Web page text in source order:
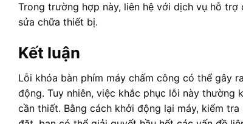
Trong trường hợp này, liên hệ với dịch vụ hỗ
sửa chữa thiết bị.
Kết luận
Lỗi khóa bàn phím máy chấm công có thể gây
động. Tuy nhiên, việc khắc phục lỗi này thường
cần thiết. Bằng cách khởi động lại máy, kiểm